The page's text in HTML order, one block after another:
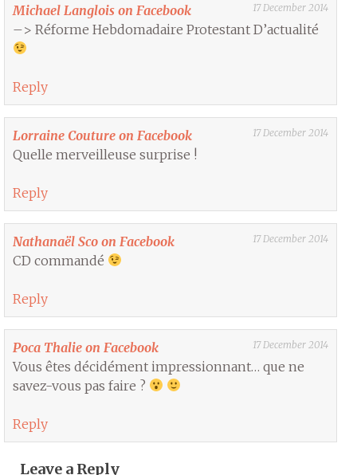
Michael Langlois on Facebook 17 December 2014
–> Réforme Hebdomadaire Protestant D’actualité
Reply
Lorraine Couture on Facebook 17 December 2014
Quelle merveilleuse surprise !
Reply
Nathanaël Sco on Facebook 17 December 2014
CD commandé
Reply
Poca Thalie on Facebook 17 December 2014
Vous êtes décidément impressionnant… que ne
savez-vous pas faire ?
Reply
Leave a Reply